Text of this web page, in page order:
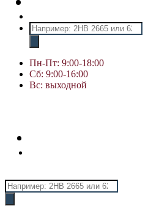
Поиск
товаров
Пн-Пт: 9:00-18:00
Сб: 9:00-16:00
Вс: выходной
Поиск
товаров